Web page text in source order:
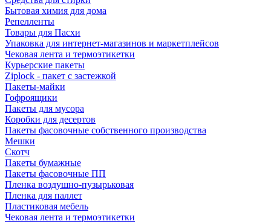
Бытовая химия для дома
Репелленты
Товары для Пасхи
Упаковка для интернет-магазинов и маркетплейсов
Чековая лента и термоэтикетки
Курьерские пакеты
Ziplock - пакет с застежкой
Пакеты-майки
Гофроящики
Пакеты для мусора
Коробки для десертов
Пакеты фасовочные собственного производства
Мешки
Скотч
Пакеты бумажные
Пакеты фасовочные ПП
Пленка воздушно-пузырьковая
Пленка для паллет
Пластиковая мебель
Чековая лента и термоэтикетки